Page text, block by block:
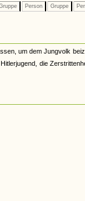
Person Gruppe
um dem Jungvolk
die